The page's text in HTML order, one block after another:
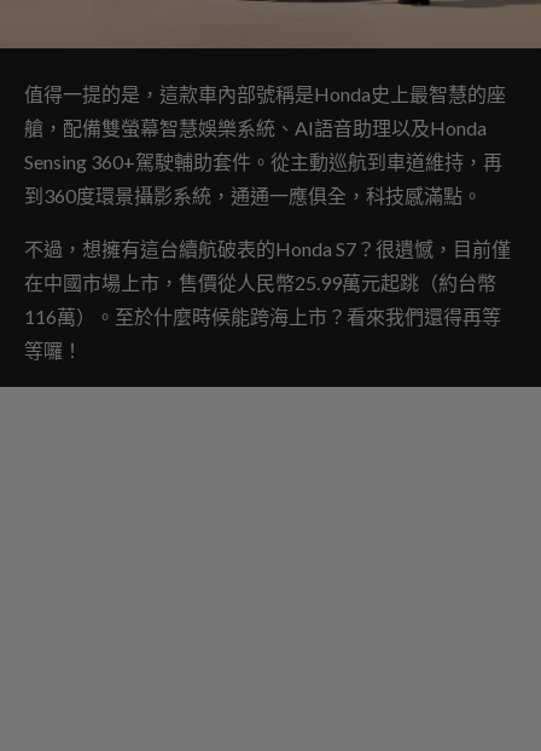
值得一提的是，這款車內部號稱是Honda史上最智慧的座
艙，配備雙螢幕智慧娛樂系統、AI語音助理以及Honda
Sensing 360+駕駛輔助套件。從主動巡航到車道維持，再
到360度環景攝影系統，通通一應俱全，科技感滿點。
不過，想擁有這台續航破表的Honda S7？很遺憾，目前僅
在中國市場上市，售價從人民幣25.99萬元起跳（約台幣
116萬）。至於什麼時候能跨海上市？看來我們還得再等
等囉！